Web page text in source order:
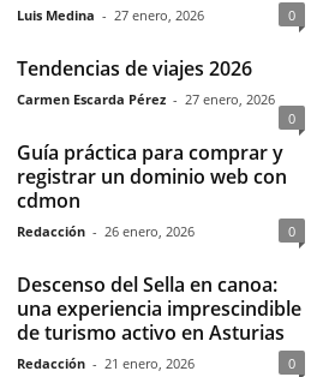
Luis Medina - 27 enero, 2026 0
Tendencias de viajes 2026
Carmen Escarda Pérez - 27 enero, 2026
0
Guía práctica para comprar y
registrar un dominio web con
cdmon
Redacción - 26 enero, 2026 0
Descenso del Sella en canoa:
una experiencia imprescindible
de turismo activo en Asturias
Redacción - 21 enero, 2026 0